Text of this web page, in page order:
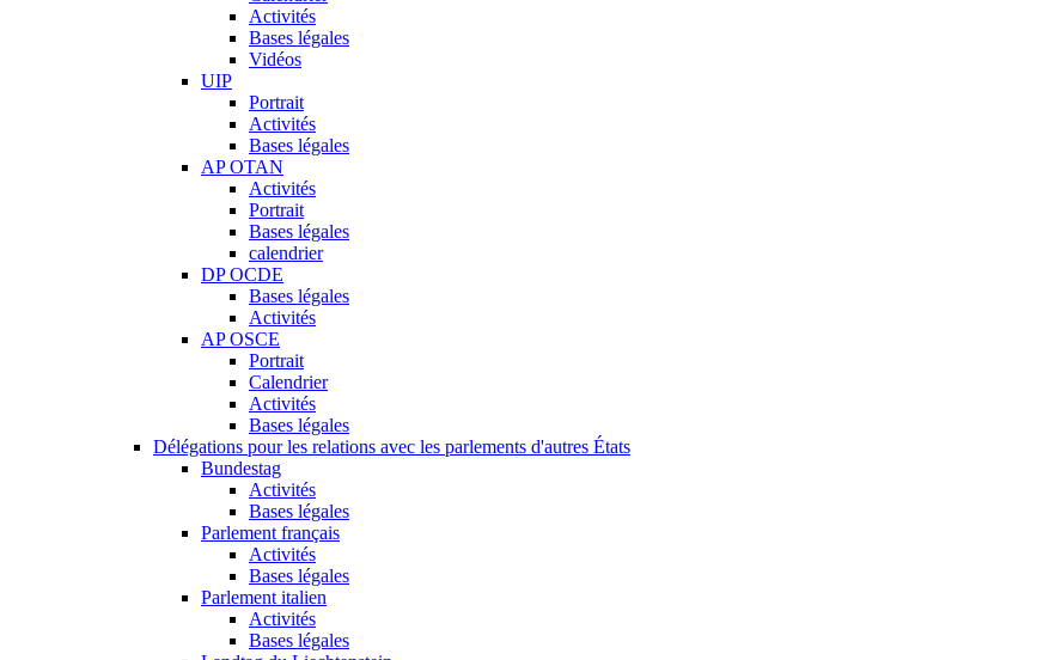
Activités
Bases légales
Vidéos
UIP
Portrait
Activités
Bases légales
AP OTAN
Activités
Portrait
Bases légales
calendrier
DP OCDE
Bases légales
Activités
AP OSCE
Portrait
Calendrier
Activités
Bases légales
Délégations pour les relations avec les parlements d'autres États
Bundestag
Activités
Bases légales
Parlement français
Activités
Bases légales
Parlement italien
Activités
Bases légales